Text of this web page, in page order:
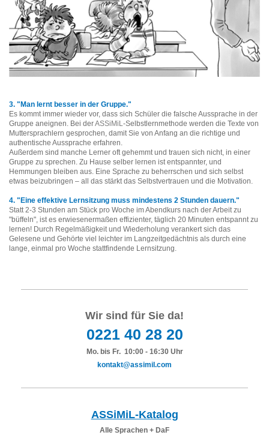
3. "Man lernt besser in der Gruppe."
Es kommt immer wieder vor, dass sich Schüler die falsche Aussprache in der
Gruppe aneignen. Bei derASSiMiL-Selbstlernmethode werden die Texte von
Muttersprachlern gesprochen, damit Sie von Anfang an die richtige und
authentische Aussprache erfahren.
Außerdem sind manche Lerner oft gehemmt und trauen sich nicht, in einer
Gruppe zu sprechen. Zu Hause selber lernen ist entspannter, und
Hemmungen bleiben aus. Eine Sprache zu beherrschen und sich selbst
etwas beizubringen – all das stärkt das Selbstvertrauen und die Motivation.
4. "Eine effektive Lernsitzung muss mindestens 2 Stunden dauern."
Statt 2-3 Stunden am Stück pro Woche im Abendkurs nach der Arbeit zu
"büffeln", ist es erwiesenermaßen effizienter, täglich 20 Minuten entspannt zu
lernen! Durch Regelmäßigkeit und Wiederholung verankert sich das
Gelesene und Gehörte viel leichter im Langzeitgedächtnis als durch eine
lange, einmal pro Woche stattfindende Lernsitzung.
Wir sind für Sie da!
0221 40 28 20
Mo. bis Fr. 10:00 - 16:30 Uhr
kontakt@assimil.com
ASSiMiL-Katalog
Alle Sprachen + DaF